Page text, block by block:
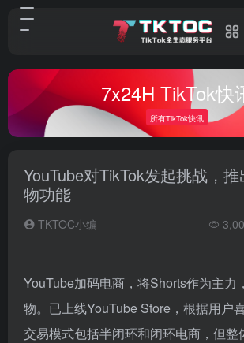
7x24H TikTok快
所有TikTok快讯
YouTube对TikTok发起挑战，
物功能
TKTOC小编
YouTube加码电商，将Shorts作为主力
物。已上线YouTube Store，根据用户
交易模式包括半闭环和闭环电商，但整